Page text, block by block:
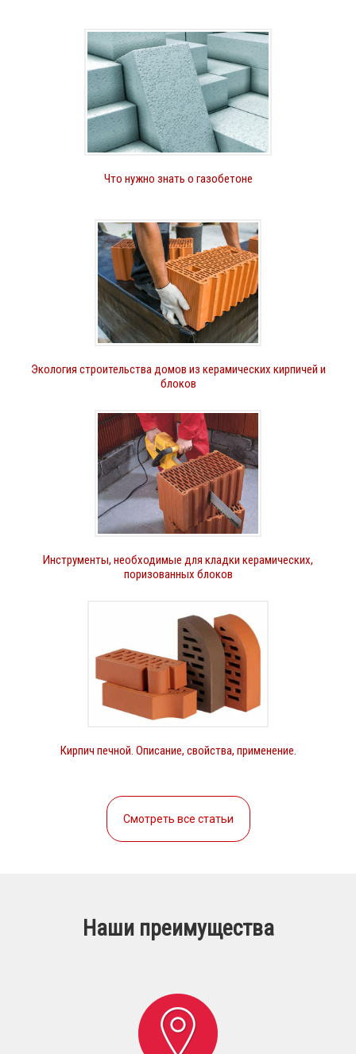
Что нужно знать о газобетоне
Экология строительства домов из керамических кирпичей и
блоков
Инструменты, необходимые для кладки керамических,
поризованных блоков
Кирпич печной. Описание, свойства, применение.
Смотреть все статьи
Наши преимущества